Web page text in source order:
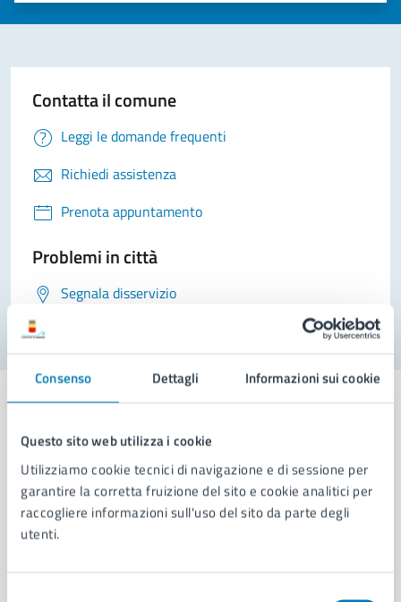
Consenso Dettagli Informazioni sui cookie
Questo sito web utilizza i cookie
Utilizziamo cookie tecnici di navigazione e di sessione per
garantire la corretta fruizione del sito e cookie analitici per
raccogliere informazioni sull'uso del sito da parte degli
utenti.
Contatta il comune
Leggi le domande frequenti
Richiedi assistenza
Prenota appuntamento
Problemi in città
Segnala disservizio
Comune di Napoli
AMMINISTRAZIONE